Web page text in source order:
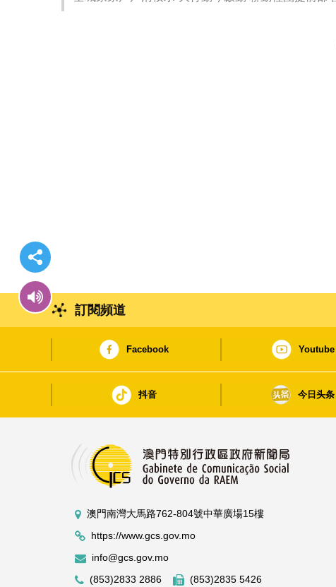
訂閱頻道
Facebook Youtube
抖音 今日头条
澳門南灣大馬路762-804號中華廣場15樓
https://www.gcs.gov.mo
info@gcs.gov.mo
(853)2833 2886
(853)2835 5426